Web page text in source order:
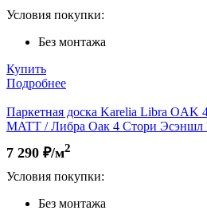
Условия покупки:
Без монтажа
Купить
Подробнее
Паркетная доска Karelia Libra OAK
MATT / Либра Оак 4 Стори Эсэншл
7 290 ₽/м2
Условия покупки:
Без монтажа